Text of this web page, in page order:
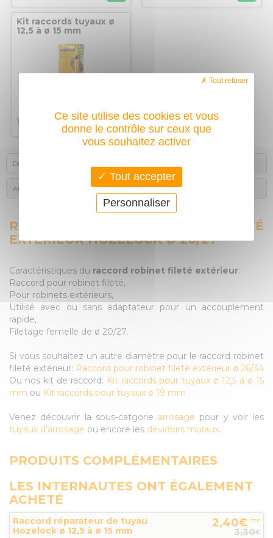
Kit raccords tuyaux ø
12,5 à ø 15 mm
13,50
Description
Autres achats des internautes Avis des acheteurs
RACCORD ROBINET FILETÉ
EXTÉRIEUR HOZELOCK Ø 20/27
Caractéristiques du raccord robinet fileté extérieur:
Raccord pour robinet fileté,
Pour robinets extérieurs,
Utilisé avec ou sans adaptateur pour un accouplement
rapide,
Filetage femelle de ø 20/27.
Si vous souhaitez un autre diamètre pour le raccord robinet
fileté extérieur: Raccord pour robinet fileté extérieur ø 26/34
Ou nos kit de raccord: Kit raccords pour tuyaux ø 12,5 à ø 15
mm ou Kit raccords pour tuyaux ø 19 mm
Venez découvrir la sous-catgorie arrosage pour y voir les
tuyaux d'arrosage ou encore les dévidoirs muraux.
PRODUITS COMPLÉMENTAIRES
LES INTERNAUTES ONT ÉGALEMENT
ACHETÉ
Raccord réparateur de tuyau
Hozelock ø 12,5 à ø 15 mm
2,40€ TTC
3,30€
Ce site utilise des cookies et vous
donne le contrôle sur ceux que
vous souhaitez activer
Tout accepter
Tout refuser
Personnaliser